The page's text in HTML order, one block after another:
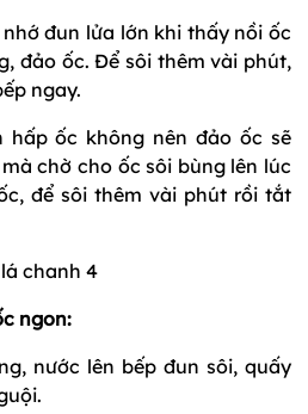
đun lửa lớn khi thấy nồi ốc
đảo ốc. Để sôi thêm vài phút,
ngay.
ốc không nên đảo ốc sẽ
chờ cho ốc sôi bùng lên lúc
để sôi thêm vài phút rồi tắt
ngon:
nước lên bếp đun sôi, quấy